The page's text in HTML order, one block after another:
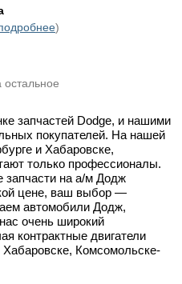
)
запчастей Dodge, и нашими
покупателей. На нашей
и Хабаровске,
только профессионалы.
запчасти на а/м Додж
цене, ваш выбор —
автомобили Додж,
очень широкий
контрактные двигатели
Комсомольске-